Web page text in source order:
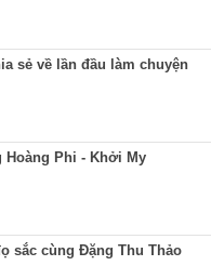
sẻ về lần đầu làm chuyện
Phi - Khởi My
sắc cùng Đặng Thu Thảo